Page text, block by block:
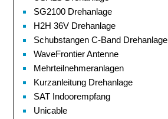
SG2100 Drehanlage
H2H 36V Drehanlage
Schubstangen C-Band Drehanlage
WaveFrontier Antenne
Mehrteilnehmeranlagen
Kurzanleitung Drehanlage
SAT Indoorempfang
Unicable